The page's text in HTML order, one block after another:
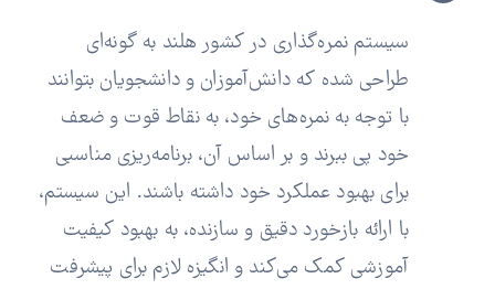
سیستم نمره‌گذاری در کشور هلند به گونه‌ای
طراحی شده که دانش‌آموزان و دانشجویان بتوانند
با توجه به نمره‌های خود، به نقاط قوت و ضعف
خود پی ببرند و بر اساس آن، برنامه‌ریزی مناسبی
برای بهبود عملکرد خود داشته باشند. این سیستم،
با ارائه بازخورد دقیق و سازنده، به بهبود کیفیت
آموزشی کمک می‌کند و انگیزه لازم برای پیشرفت